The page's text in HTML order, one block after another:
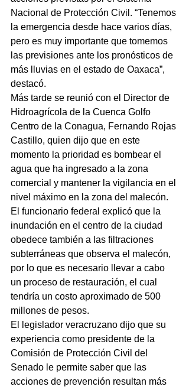
Nacional de Protección Civil. “Tenemos
la emergencia desde hace varios días,
pero es muy importante que tomemos
las previsiones ante los pronósticos de
más lluvias en el estado de Oaxaca”,
destacó.
Más tarde se reunió con el Director de
Hidroagrícola de la Cuenca Golfo
Centro de la Conagua, Fernando Rojas
Castillo, quien dijo que en este
momento la prioridad es bombear el
agua que ha ingresado a la zona
comercial y mantener la vigilancia en el
nivel máximo en la zona del malecón.
El funcionario federal explicó que la
inundación en el centro de la ciudad
obedece también a las filtraciones
subterráneas que observa el malecón,
por lo que es necesario llevar a cabo
un proceso de restauración, el cual
tendría un costo aproximado de 500
millones de pesos.
El legislador veracruzano dijo que su
experiencia como presidente de la
Comisión de Protección Civil del
Senado le permite saber que las
acciones de prevención resultan más